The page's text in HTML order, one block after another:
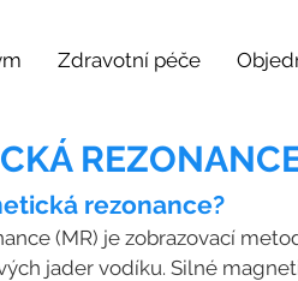
Zdravotní péče
rezonance?
(MR) je zobrazovací
jader vodíku. Silné